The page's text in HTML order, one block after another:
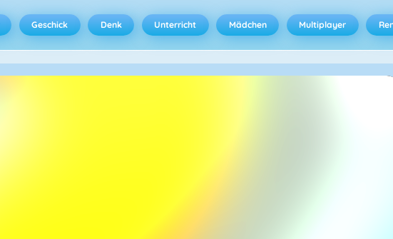
Geschick Denk Unterricht Mädchen Multiplayer